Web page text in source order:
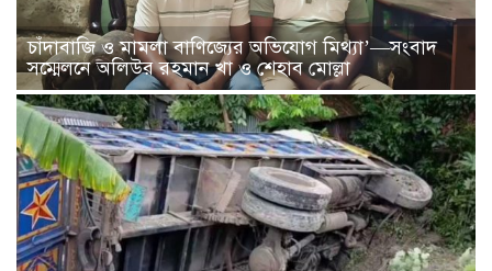
চাঁদাবাজি ও মামলা বাণিজ্যের অভিযোগ মিথ্যা’—সংবাদ
সম্মেলনে অলিউর রহমান খা ও শেহাব মোল্লা